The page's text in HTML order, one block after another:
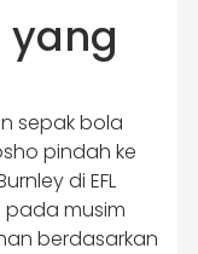
yang
sepak bola
pindah ke
di EFL
pada musim
berdasarkan